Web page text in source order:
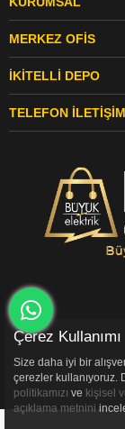
MERKEZ OFIS
İKITELLI DEPO
TELEFON İLETIŞIM
Çerez Kullanımı
Size daha iyi bir
çerezler kullanıyoruz.
politikamızı ve kişisel
açıklama metnini